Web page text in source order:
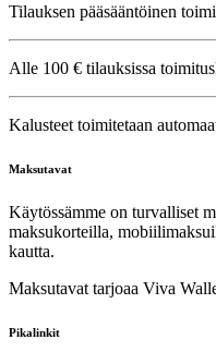
Tilauksen pääsääntöinen
Alle 100 € tilauksissa
Kalusteet toimitetaan
Maksutavat
Käytössämme on turvalliset
maksukorteilla,
kautta.
Maksutavat tarjoaa Viva
Pikalinkit